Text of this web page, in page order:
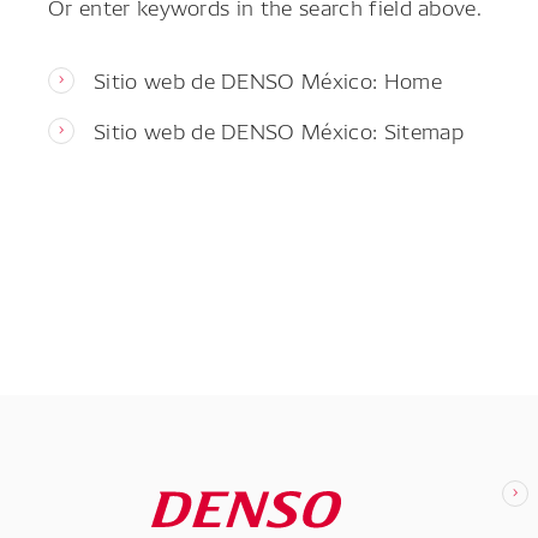
Sitio web de DENSO México: Home
Sitio web de DENSO México: Sitemap